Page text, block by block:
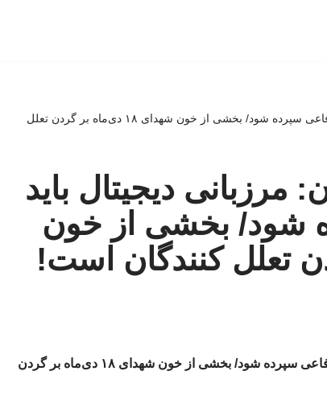
مطالبه پدر فیلترینگ ایران: مرزبانی دیجیتال باید به نیروهای دفاعی سپرده شود/ بخشی از خون شهدای ۱۸ دی‌ماه بر گردن تعلل
مرزبانی دیجیتال باید
شود/ بخشی از خون
مطالبه پدر فیلترینگ ایران: مرزبانی دیجیتال باید به نیروهای دفاعی سپرده شود/ بخشی از خون شهدای ۱۸ دی‌ماه بر گردن